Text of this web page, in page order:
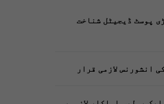
پوسٹ ڈیجیٹل شناخت
انشورنس لازمی قرار